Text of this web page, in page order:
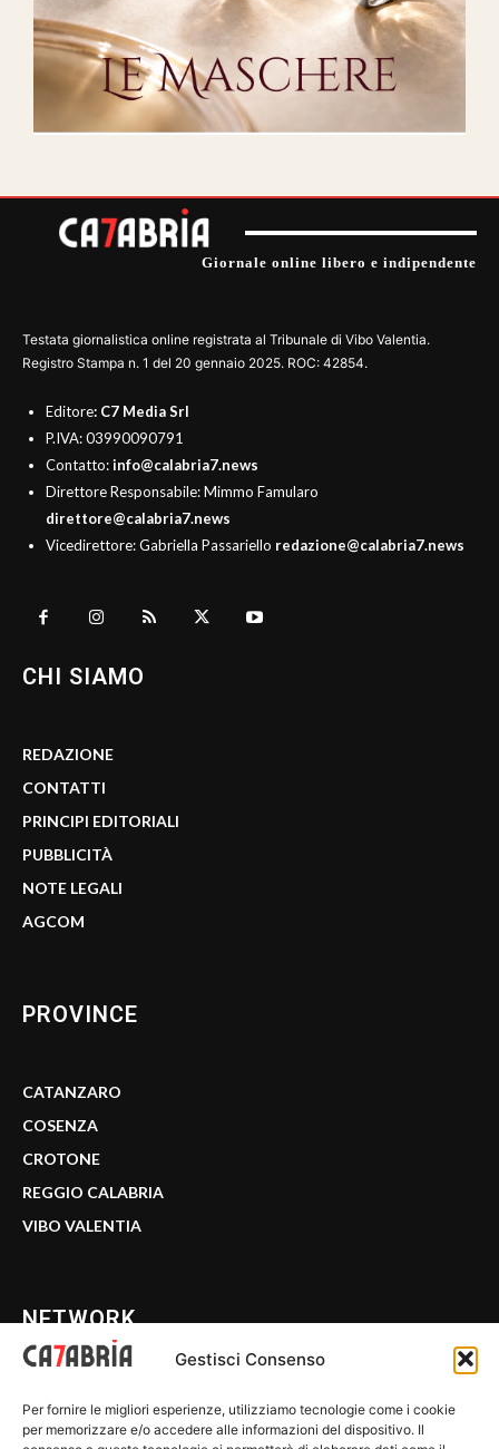
Gestisci Consenso
Per fornire le migliori esperienze, utilizziamo tecnologie come i cookie
per memorizzare e/o accedere alle informazioni del dispositivo. Il
Giornale online libero e indipendente
Testata giornalistica online registrata al Tribunale di Vibo Valentia.
Registro Stampa n. 1 del 20 gennaio 2025. ROC: 42854.
Editore: C7 Media Srl
P.IVA: 03990090791
Contatto:info@calabria7.news
Direttore Responsabile: Mimmo Famularo
direttore@calabria7.news
Vicedirettore: Gabriella Passariello redazione@calabria7.news
CHI SIAMO
REDAZIONE
CONTATTI
PRINCIPI EDITORIALI
PUBBLICITÀ
NOTE LEGALI
AGCOM
PROVINCE
CATANZARO
COSENZA
CROTONE
REGGIO CALABRIA
VIBO VALENTIA
NETWORK
WE CALABRIA